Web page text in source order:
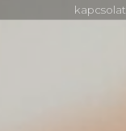
kapcsolat